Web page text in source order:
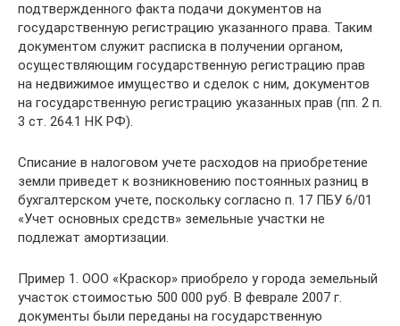
подтвержденного факта подачи документов на
государственную регистрацию указанного права. Таким
документом служит расписка в получении органом,
осуществляющим государственную регистрацию прав
на недвижимое имущество и сделок с ним, документов
на государственную регистрацию указанных прав (пп. 2 п.
3 ст. 264.1 НК РФ).
Списание в налоговом учете расходов на приобретение
земли приведет к возникновению постоянных разниц в
бухгалтерском учете, поскольку согласно п. 17 ПБУ 6/01
«Учет основных средств» земельные участки не
подлежат амортизации.
Пример 1. ООО «Краскор» приобрело у города земельный
участок стоимостью 500 000 руб. В феврале 2007 г.
документы были переданы на государственную